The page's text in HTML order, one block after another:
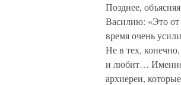
Позднее,
Василию: «Это от
время очень
Не в тех,
и любит… Именно
архиереи,